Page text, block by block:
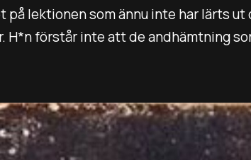
på lektionen som ännu inte har lärts
H*n förstår inte att de andhämtning